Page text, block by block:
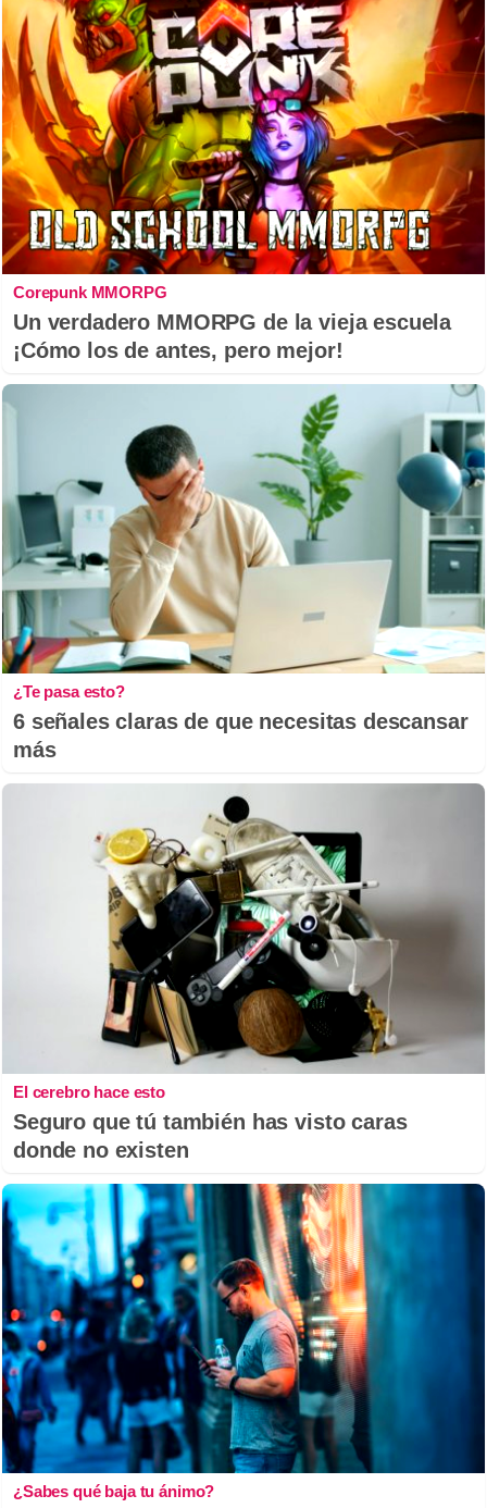
Corepunk MMORPG
Un verdadero MMORPG de la vieja escuela
¡Cómo los de antes, pero mejor!
¿Te pasa esto?
6 señales claras de que necesitas descansar
más
El cerebro hace esto
Seguro que tú también has visto caras
donde no existen
¿Sabes qué baja tu ánimo?